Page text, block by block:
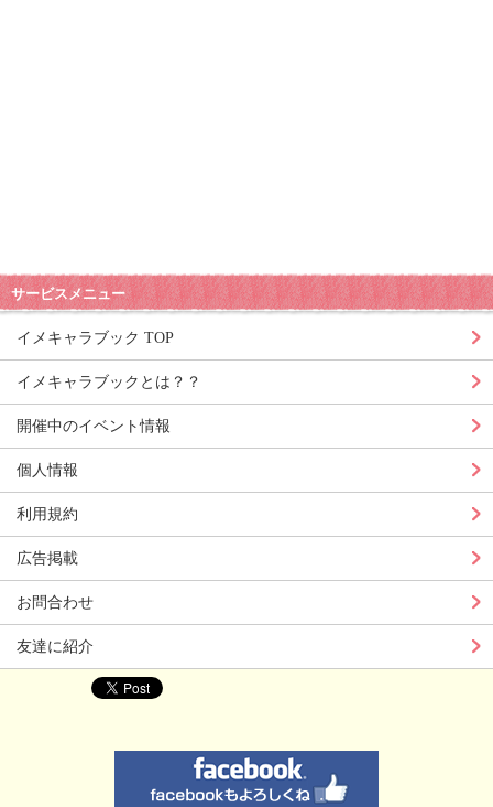
サービスメニュー
イメキャラブック TOP
イメキャラブックとは？？
開催中のイベント情報
個人情報
利用規約
広告掲載
お問合わせ
友達に紹介